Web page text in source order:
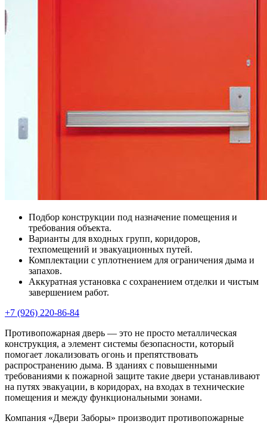
Подбор конструкции под назначение помещения и
требования объекта.
Варианты для входных групп, коридоров,
техпомещений и эвакуационных путей.
Комплектации с уплотнением для ограничения дыма и
запахов.
Аккуратная установка с сохранением отделки и чистым
завершением работ.
+7 (926) 220-86-84
Противопожарная дверь — это не просто металлическая
конструкция, а элемент системы безопасности, который
помогает локализовать огонь и препятствовать
распространению дыма. В зданиях с повышенными
требованиями к пожарной защите такие двери устанавливают
на путях эвакуации, в коридорах, на входах в технические
помещения и между функциональными зонами.
Компания «Двери Заборы» производит противопожарные